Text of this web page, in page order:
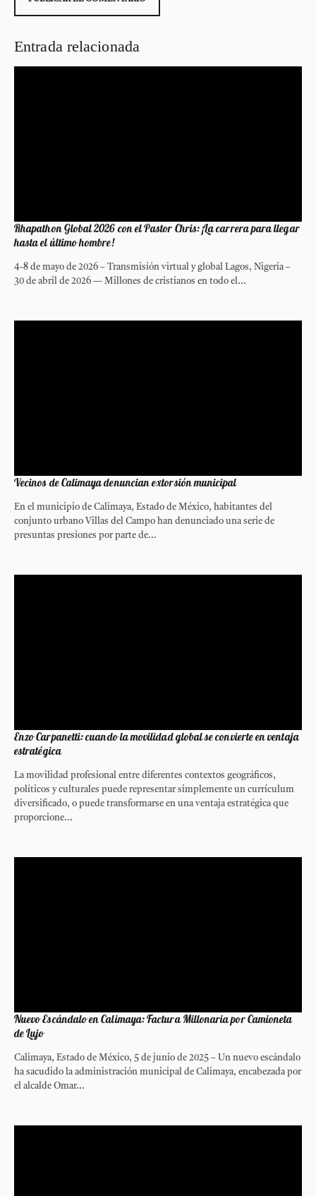
Entrada relacionada
Rhapathon Global 2026 con el Pastor Chris: ¡La carrera para llegar
hasta el último hombre!
4-8 de mayo de 2026 – Transmisión virtual y global Lagos, Nigeria –
30 de abril de 2026 — Millones de cristianos en todo el...
Vecinos de Calimaya denuncian extorsión municipal
En el municipio de Calimaya, Estado de México, habitantes del
conjunto urbano Villas del Campo han denunciado una serie de
presuntas presiones por parte de...
Enzo Carpanetti: cuando la movilidad global se convierte en ventaja
estratégica
La movilidad profesional entre diferentes contextos geográficos,
políticos y culturales puede representar simplemente un currículum
diversificado, o puede transformarse en una ventaja estratégica que
proporcione...
Nuevo Escándalo en Calimaya: Factura Millonaria por Camioneta
de Lujo
Calimaya, Estado de México, 5 de junio de 2025 – Un nuevo escándalo
ha sacudido la administración municipal de Calimaya, encabezada por
el alcalde Omar...